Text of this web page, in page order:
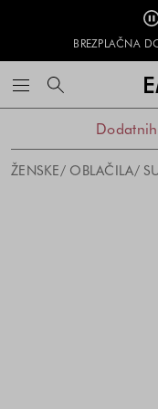
BREZPLAČNA
ŽENSKE OBLAČILA